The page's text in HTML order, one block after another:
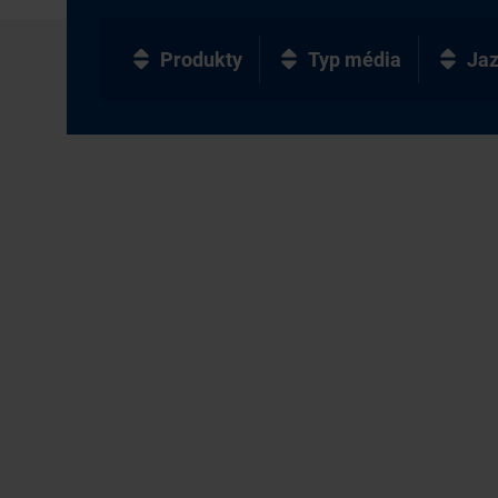
Produkty Typ média